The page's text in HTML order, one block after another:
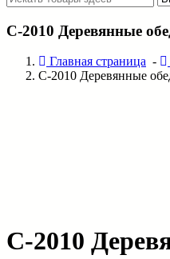
C-2010 Деревянные
Главная страница -
C-2010 Деревянные
C-2010